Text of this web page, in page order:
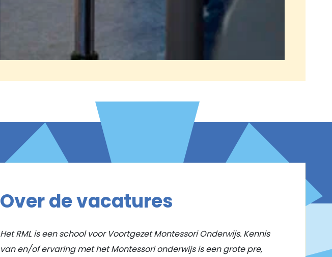
Over de vacatures
Het RML is een school voor Voortgezet Montessori Onderwijs. Kennis
van en/of ervaring met het Montessori onderwijs is een grote pre,